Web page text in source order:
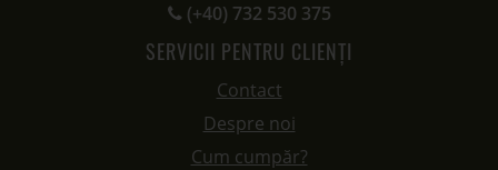
(+40) 732 530 375
SERVICII PENTRU CLIENȚI
Contact
Despre noi
Cum cumpăr?